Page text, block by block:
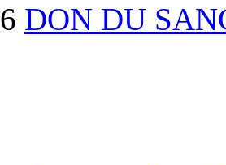
DON DU